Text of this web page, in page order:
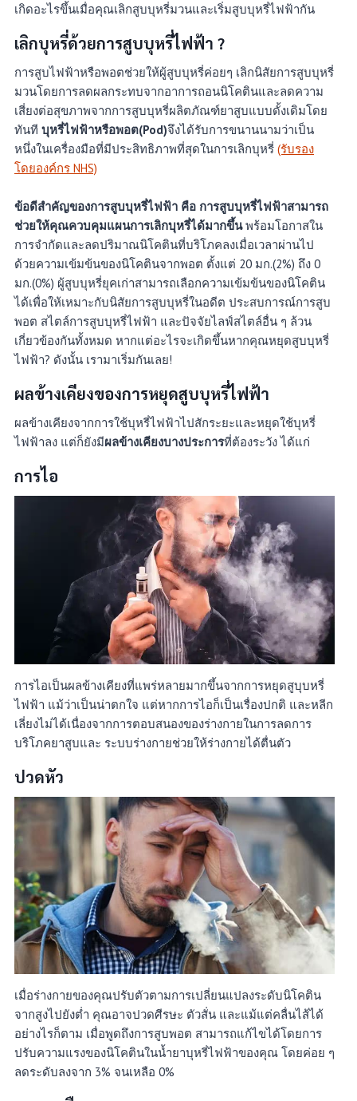
เกิดอะไรขึ้นเมื่อคุณเลิกสูบบุหรี่มวนและเริ่มสูบบุหรี่ไฟฟ้ากัน
เลิกบุหรี่ด้วยการสูบบุหรี่ไฟฟ้า ?
การสูบไฟฟ้าหรือพอตช่วยให้ผู้สูบบุหรี่ค่อยๆ เลิกนิสัยการสูบบุหรี่
มวนโดยการลดผลกระทบจากอาการถอนนิโคตินและลดความ
เสี่ยงต่อสุขภาพจากการสูบบุหรี่ผลิตภัณฑ์ยาสูบแบบดั้งเดิมโดย
ทันที บุหรี่ไฟฟ้าหรือพอต(Pod)จึงได้รับการขนานนามว่าเป็น
หนึ่งในเครื่องมือที่มีประสิทธิภาพที่สุดในการเลิกบุหรี่ (รับรอง
โดยองค์กร NHS)
ข้อดีสำคัญของการสูบบุหรี่ไฟฟ้า คือ การสูบบุหรี่ไฟฟ้าสามารถ
ช่วยให้คุณควบคุมแผนการเลิกบุหรี่ได้มากขึ้นพร้อมโอกาสใน
การจำกัดและลดปริมาณนิโคตินที่บริโภคลงเมื่อเวลาผ่านไป
ด้วยความเข้มข้นของนิโคตินจากพอต ตั้งแต่ 20 มก.(2%) ถึง 0
มก.(0%) ผู้สูบบุหรี่ยุคเก่าสามารถเลือกความเข้มข้นของนิโคติน
ได้เพื่อให้เหมาะกับนิสัยการสูบบุหรี่ในอดีต ประสบการณ์การสูบ
พอต สไตล์การสูบบุหรี่ไฟฟ้า และปัจจัยไลฟ์สไตล์อื่น ๆ ล้วน
เกี่ยวข้องกันทั้งหมด หากแต่อะไรจะเกิดขึ้นหากคุณหยุดสูบบุหรี่
ไฟฟ้า? ดังนั้น เรามาเริ่มกันเลย!
ผลข้างเคียงของการหยุดสูบบุหรี่ไฟฟ้า
ผลข้างเคียงจากการใช้บุหรี่ไฟฟ้าไปสักระยะและหยุดใช้บุหรี่
ไฟฟ้าลง แต่ก็ยังมีผลข้างเคียงบางประการที่ต้องระวัง ได้แก่
การไอ
การไอเป็นผลข้างเคียงที่แพร่หลายมากขึ้นจากการหยุดสูบุบหรี่
ไฟฟ้า แม้ว่าเป็นน่าตกใจ แต่หากการไอก็เป็นเรื่องปกติ และหลีก
เลี่ยงไม่ได้เนื่องจากการตอบสนองของร่างกายในการลดการ
บริโภคยาสูบและ ระบบร่างกายช่วยให้ร่างกายได้ตื่นตัว
ปวดหัว
เมื่อร่างกายของคุณปรับตัวตามการเปลี่ยนแปลงระดับนิโคติน
จากสูงไปยังต่ำ คุณอาจปวดศีรษะ ตัวสั่น และแม้แต่คลื่นไส้ได้
อย่างไรก็ตาม เมื่อพูดถึงการสูบพอต สามารถแก้ไขได้โดยการ
ปรับความแรงของนิโคตินในน้ำยาบุหรี่ไฟฟ้าของคุณ โดยค่อย ๆ
ลดระดับลงจาก 3% จนเหลือ 0%